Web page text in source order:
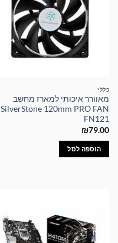
כללי
מאוורר איכותי למארז מחשב
SilverStone 120mm PRO FAN
FN121
₪79.00
הוספה לסל